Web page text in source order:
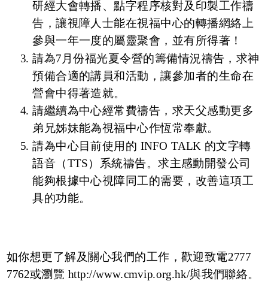
研經大會轉播、點字程序核對及印製工作禱
告，讓視障人士能在視福中心的轉播網絡上
參與一年一度的屬靈聚會，並有所得著！
請為7月份福光夏令營的籌備情況禱告，求神
預備合適的講員和活動，讓參加者的生命在
營會中得著造就。
請繼續為中心經常費禱告，求天父感動更多
弟兄姊妹能為視福中心作恆常奉獻。
請為中心目前使用的 INFO TALK 的文字轉
語音（TTS）系統禱告。求主感動開發公司
能夠根據中心視障同工的需要，改善這項工
具的功能。
如你想更了解及關心我們的工作，歡迎致電2777
7762或瀏覽 http://www.cmvip.org.hk/與我們聯絡。